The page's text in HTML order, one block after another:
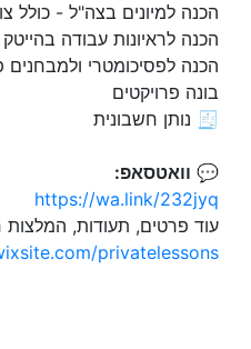
הכנה למיונים בצה"ל - כולל צו
הכנה לראיונות עבודה בהייטק
הכנה לפסיכומטרי ולמבחנים
בונה פרויקטים
🧾 נותן חשבונית
💬 וואטסאפ:
https://wa.link/232jyq
עוד פרטים, תעודות,
privatelessons